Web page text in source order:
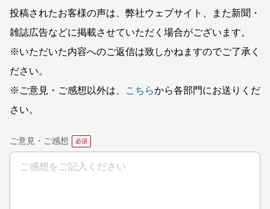
投稿されたお客様の声は、弊社ウェブサイト、また新聞・
雑誌広告などに掲載させていただく場合がございます。
※いただいた内容へのご返信は致しかねますのでご了承く
ださい。
※ご意見・ご感想以外は、
こちらから各部門にお送りくだ
さい。
ご意見・ご感想